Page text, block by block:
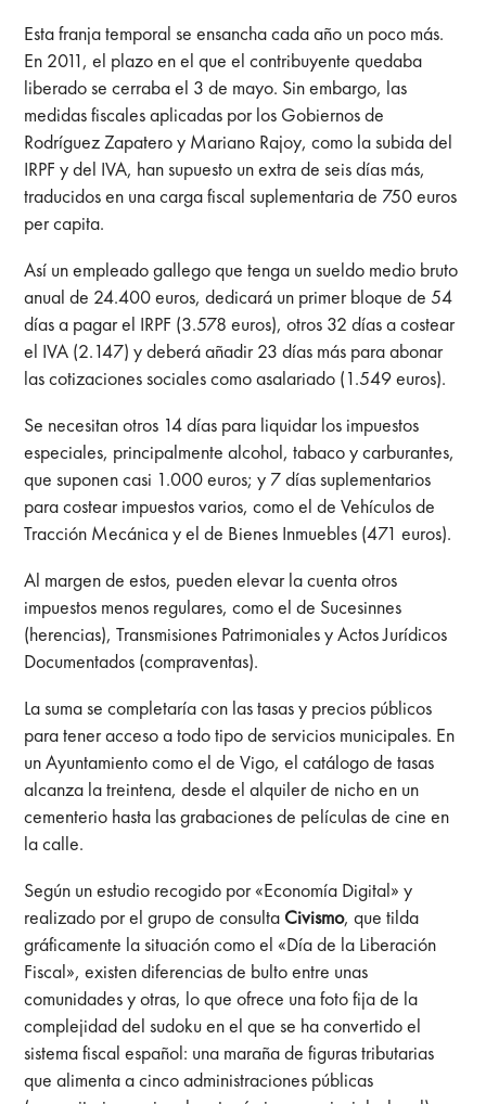
Esta franja temporal se ensancha cada año un poco más.
En 2011, el plazo en el que el contribuyente quedaba
liberado se cerraba el 3 de mayo. Sin embargo, las
medidas fiscales aplicadas por los Gobiernos de
Rodríguez Zapatero y Mariano Rajoy, como la subida del
IRPF y del IVA, han supuesto un extra de seis días más,
traducidos en una carga fiscal suplementaria de 750 euros
per capita.
Así un empleado gallego que tenga un sueldo medio bruto
anual de 24.400 euros, dedicará un primer bloque de 54
días a pagar el IRPF (3.578 euros), otros 32 días a costear
el IVA (2.147) y deberá añadir 23 días más para abonar
las cotizaciones sociales como asalariado (1.549 euros).
Se necesitan otros 14 días para liquidar los impuestos
especiales, principalmente alcohol, tabaco y carburantes,
que suponen casi 1.000 euros; y 7 días suplementarios
para costear impuestos varios, como el de Vehículos de
Tracción Mecánica y el de Bienes Inmuebles (471 euros).
Al margen de estos, pueden elevar la cuenta otros
impuestos menos regulares, como el de Sucesinnes
(herencias), Transmisiones Patrimoniales y Actos Jurídicos
Documentados (compraventas).
La suma se completaría con las tasas y precios públicos
para tener acceso a todo tipo de servicios municipales. En
un Ayuntamiento como el de Vigo, el catálogo de tasas
alcanza la treintena, desde el alquiler de nicho en un
cementerio hasta las grabaciones de películas de cine en
la calle.
Según un estudio recogido por «Economía Digital» y
realizado por el grupo de consulta Civismo, que tilda
gráficamente la situación como el «Día de la Liberación
Fiscal», existen diferencias de bulto entre unas
comunidades y otras, lo que ofrece una foto fija de la
complejidad del sudoku en el que se ha convertido el
sistema fiscal español: una maraña de figuras tributarias
que alimenta a cinco administraciones públicas